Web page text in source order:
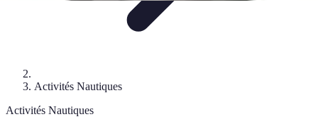
Activités Nautiques
Activités Nautiques